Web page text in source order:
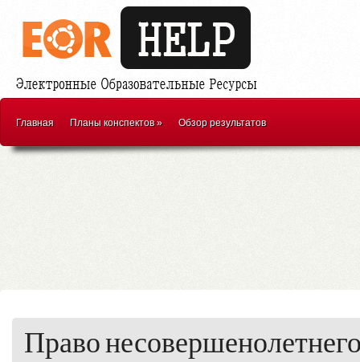
Главная Планы конспектов» Обзор результатов
Право